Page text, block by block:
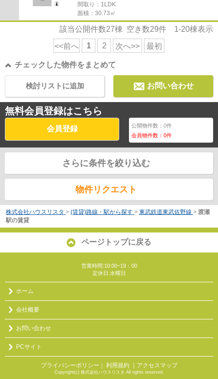
間取り：1LDK
面積：30.73㎡
該当公開件数27棟 空き数29件 1-20棟表示
<<前へ 1 2 次へ>> 最初
チェックした物件をまとめて
お問い合わせ
検討リストに追加
無料会員登録はこちら
会員登録 公開物件数：0件
会員物件数：0件
さらに条件を絞り込む
物件リクエスト
株式会社ハウスリスタ > (賃貸)路線・駅から探す > 東武鉄道東武佐野線 > 渡瀬
駅の賃貸
ページトップに戻る
営業時間:10:00~19：00
定休日:水曜日
ホーム
会社概要
お問い合わせ
PCサイト
プライバシーポリシー ｜ 利用規約 ｜アクセスマップ
Copyright(c) 株式会社ハウスリスタ All rights reserved.